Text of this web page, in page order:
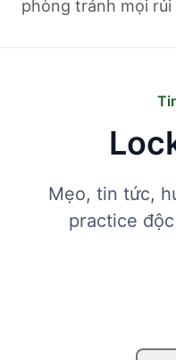
phòng tránh mọi
Mẹo, tin tức,
practice